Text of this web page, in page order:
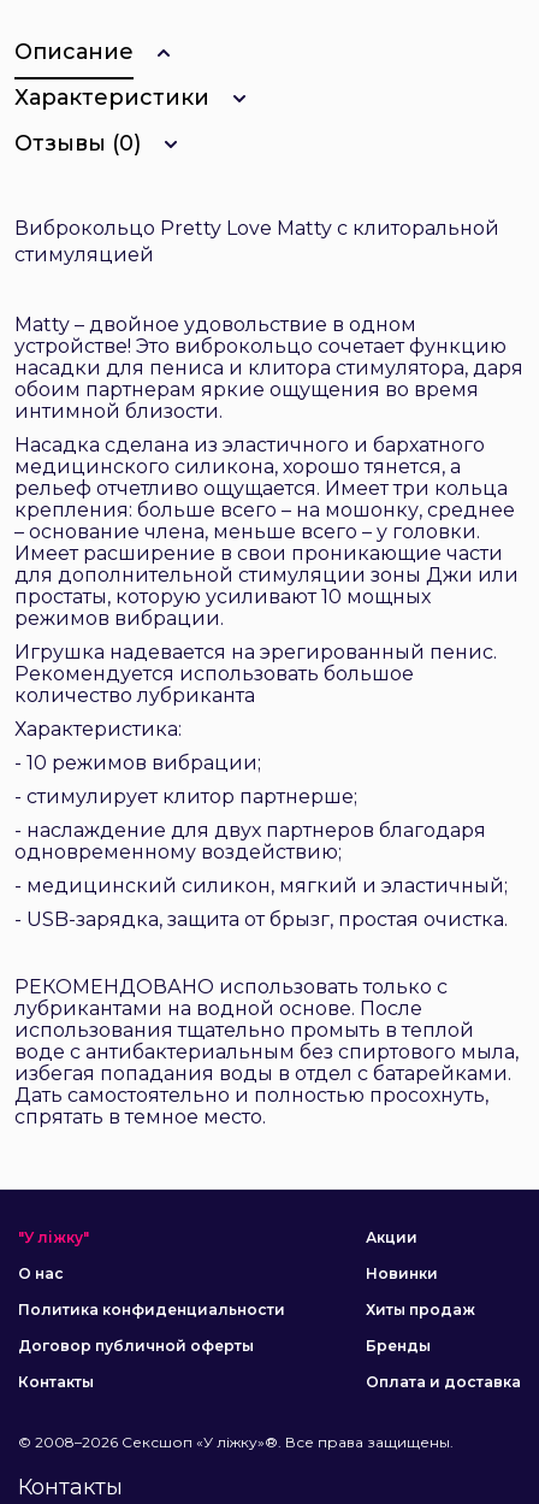
Описание
Характеристики
Отзывы (0)
Виброкольцо Pretty Love Matty с клиторальной
стимуляцией
Matty – двойное удовольствие в одном
устройстве! Это виброкольцо сочетает функцию
насадки для пениса и клитора стимулятора, даря
обоим партнерам яркие ощущения во время
интимной близости.
Насадка сделана из эластичного и бархатного
медицинского силикона, хорошо тянется, а
рельеф отчетливо ощущается. Имеет три кольца
крепления: больше всего – на мошонку, среднее
– основание члена, меньше всего – у головки.
Имеет расширение в свои проникающие части
для дополнительной стимуляции зоны Джи или
простаты, которую усиливают 10 мощных
режимов вибрации.
Игрушка надевается на эрегированный пенис.
Рекомендуется использовать большое
количество лубриканта
Характеристика:
- 10 режимов вибрации;
- стимулирует клитор партнерше;
- наслаждение для двух партнеров благодаря
одновременному воздействию;
- медицинский силикон, мягкий и эластичный;
- USB-зарядка, защита от брызг, простая очистка.
РЕКОМЕНДОВАНО использовать только с
лубрикантами на водной основе. После
использования тщательно промыть в теплой
воде с антибактериальным без спиртового мыла,
избегая попадания воды в отдел с батарейками.
Дать самостоятельно и полностью просохнуть,
спрятать в темное место.
"У ліжку"
О нас
Политика конфиденциальности
Договор публичной оферты
Контакты
Акции
Новинки
Хиты продаж
Бренды
Оплата и доставка
© 2008–2026 Сексшоп «У ліжку»®. Все права защищены.
Контакты